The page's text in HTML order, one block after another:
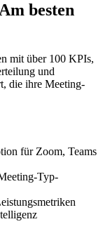
besten
mit über 100 KPIs,
und
die ihre Meeting-
für Zoom, Teams
Typ-